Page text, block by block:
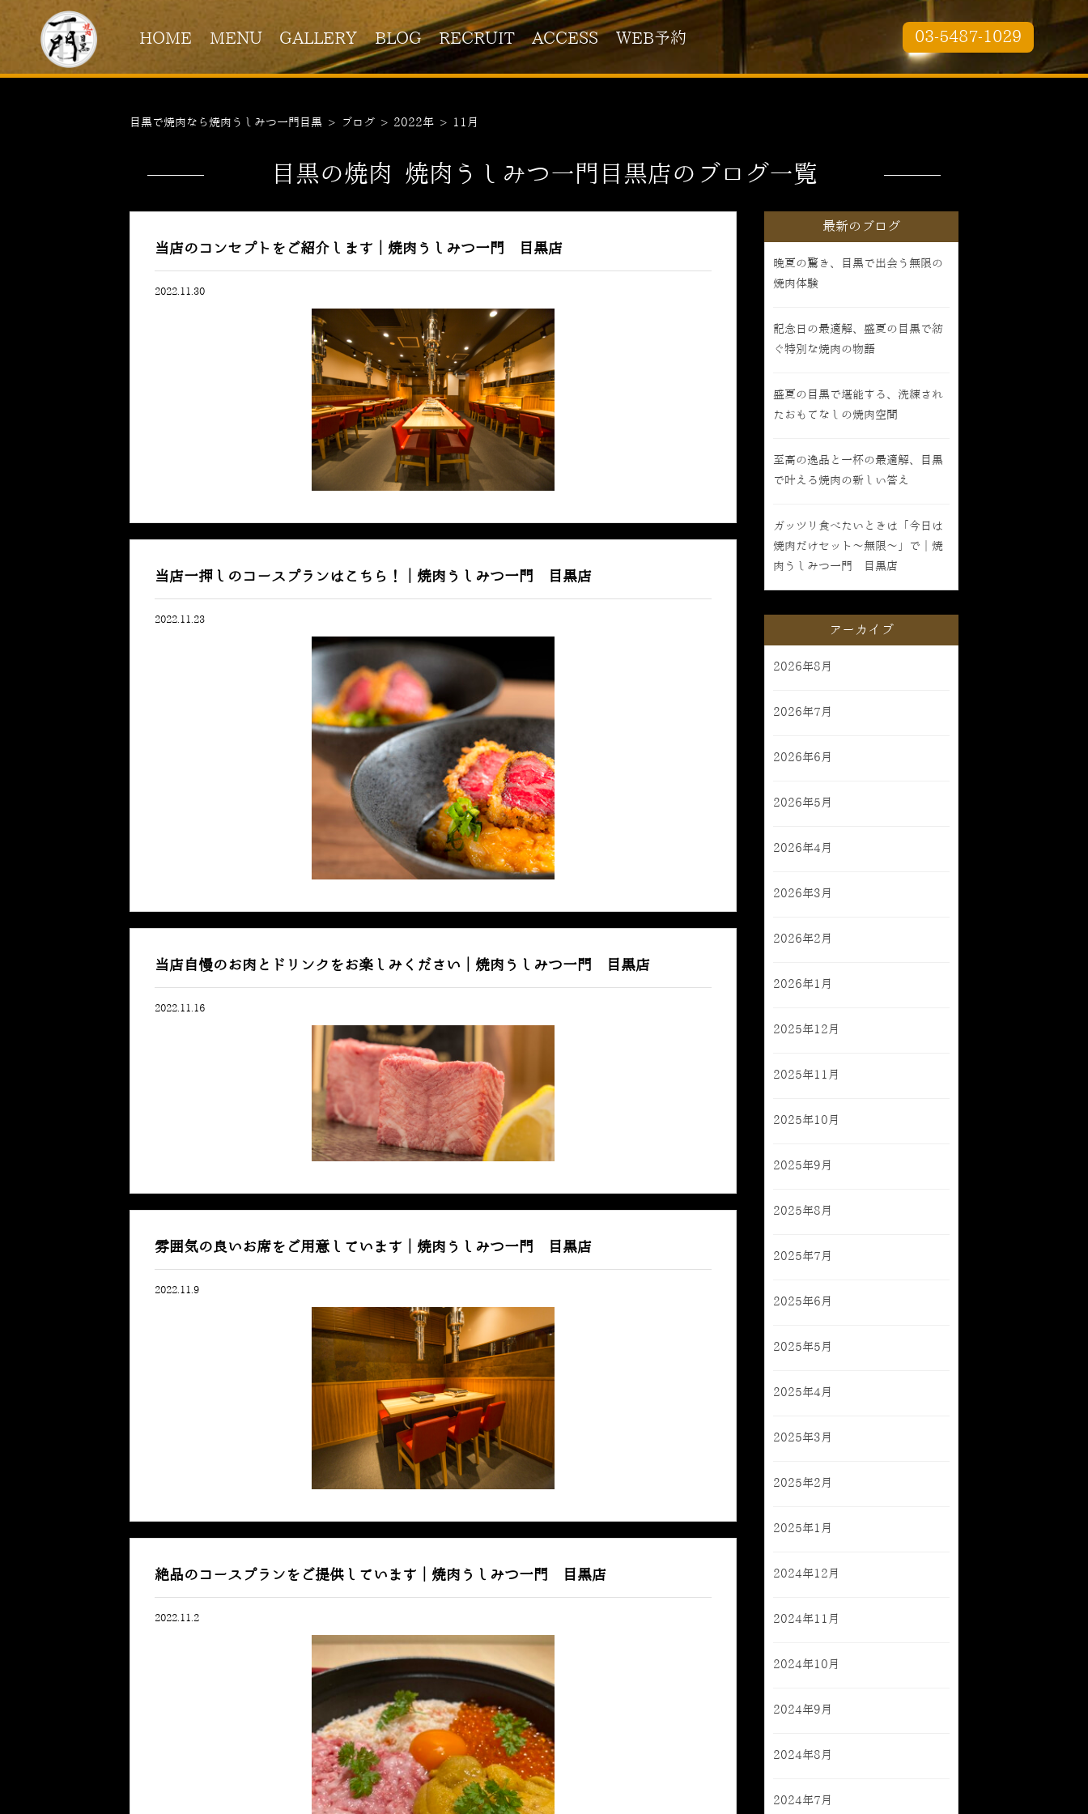
HOME MENU GALLERY BLOG RECRUIT ACCESS WEB予約 03-5487-1029
目黒で焼肉なら焼肉うしみつ一門目黒 > ブログ > 2022年 > 11月
目黒の焼肉 焼肉うしみつ一門目黒店のブログ一覧
当店のコンセプトをご紹介します｜焼肉うしみつ一門 目黒店
2022.11.30
当店一押しのコースプランはこちら！｜焼肉うしみつ一門 目黒店
2022.11.23
当店自慢のお肉とドリンクをお楽しみください｜焼肉うしみつ一門 目黒店
2022.11.16
雰囲気の良いお席をご用意しています｜焼肉うしみつ一門 目黒店
2022.11.9
絶品のコースプランをご提供しています｜焼肉うしみつ一門 目黒店
2022.11.2
最新のブログ
晩夏の驚き、目黒で出会う無限の
焼肉体験
記念日の最適解、盛夏の目黒で紡
ぐ特別な焼肉の物語
盛夏の目黒で堪能する、洗練され
たおもてなしの焼肉空間
至高の逸品と一杯の最適解、目黒
で叶える焼肉の新しい答え
ガッツリ食べたいときは「今日は
焼肉だけセット〜無限〜」で｜焼
肉うしみつ一門 目黒店
アーカイブ
2026年8月
2026年7月
2026年6月
2026年5月
2026年4月
2026年3月
2026年2月
2026年1月
2025年12月
2025年11月
2025年10月
2025年9月
2025年8月
2025年7月
2025年6月
2025年5月
2025年4月
2025年3月
2025年2月
2025年1月
2024年12月
2024年11月
2024年10月
2024年9月
2024年8月
2024年7月